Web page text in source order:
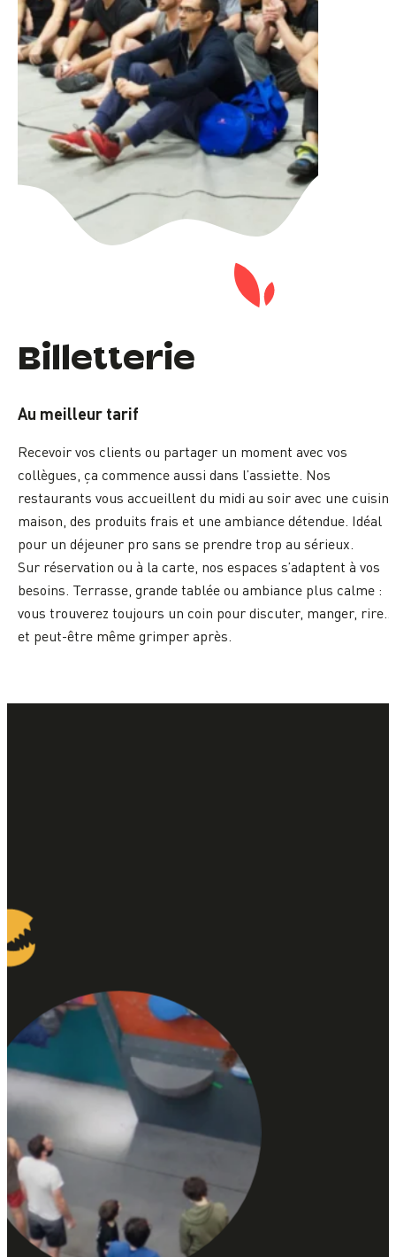
Billetterie
Au meilleur tarif
Recevoir vos clients ou partager un moment avec vos
collègues, ça commence aussi dans l’assiette. Nos
restaurants vous accueillent du midi au soir avec une cuisine
maison, des produits frais et une ambiance détendue. Idéal
pour un déjeuner pro sans se prendre trop au sérieux.
Sur réservation ou à la carte, nos espaces s’adaptent à vos
besoins. Terrasse, grande tablée ou ambiance plus calme :
vous trouverez toujours un coin pour discuter, manger, rire…
et peut-être même grimper après.